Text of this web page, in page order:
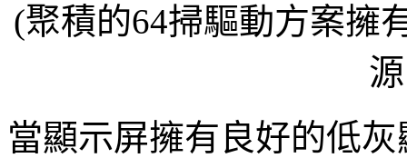
(聚積的64掃驅動方案擁
當顯示屏擁有良好的低